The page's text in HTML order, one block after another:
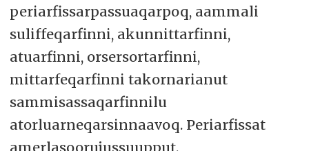
periarfissarpassuaqarpoq, aammali
suliffeqarfinni, akunnittarfinni,
atuarfinni, orsersortarfinni,
mittarfeqarfinni takornarianut
sammisassaqarfinnilu
atorluarneqarsinnaavoq. Periarfissat
amerlasoorujussuupput.